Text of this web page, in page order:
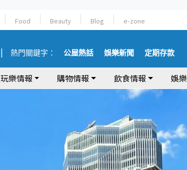
Food Beauty Blog e-zone
熱門關鍵字： 公屋熱話 娛樂新聞 定期存款
玩樂情報 購物情報 飲食情報 娛樂